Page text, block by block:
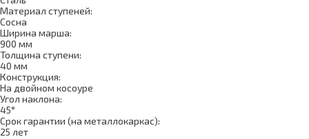
Материал ступеней:
Сосна
Ширина марша:
900 мм
Толщина ступени:
40 мм
Конструкция:
На двойном косоуре
Угол наклона:
45°
Срок гарантии (на металлокаркас):
25 лет